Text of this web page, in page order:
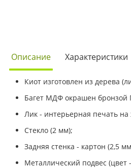
Описание Характеристики
Киот изготовлен из дерева
Багет МДФ окрашен бронзой
Лик - интерьерная печать на
Стекло (2 мм);
Задняя стенка - картон (2,5
Металлический подвес (цвет